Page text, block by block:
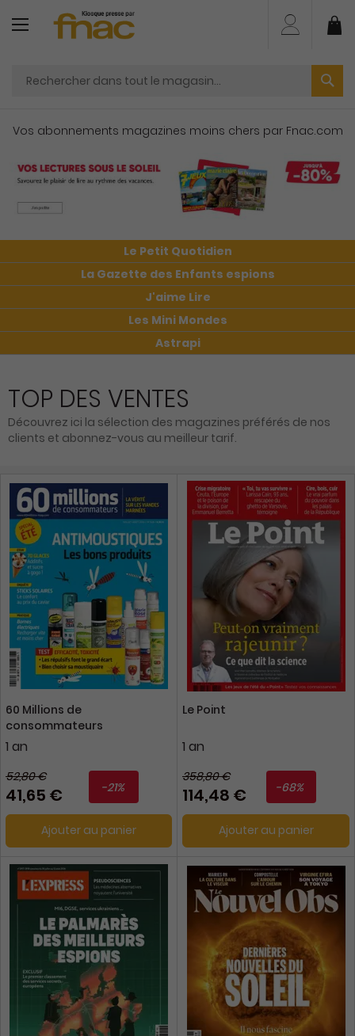
contenu
Vos abonnements magazines moins chers par Fnac.com
Le Petit Quotidien
La Gazette des Enfants espions
J'aime Lire
Les Mini Mondes
Astrapi
TOP DES VENTES
Découvrez ici la sélection des magazines préférés de nos
clients et abonnez-vous au meilleur tarif.
60 Millions de
consommateurs
1 an
52,80 €
41,65 € -21%
Ajouter au panier
Le Point
1 an
358,80 €
114,48 € -68%
Ajouter au panier